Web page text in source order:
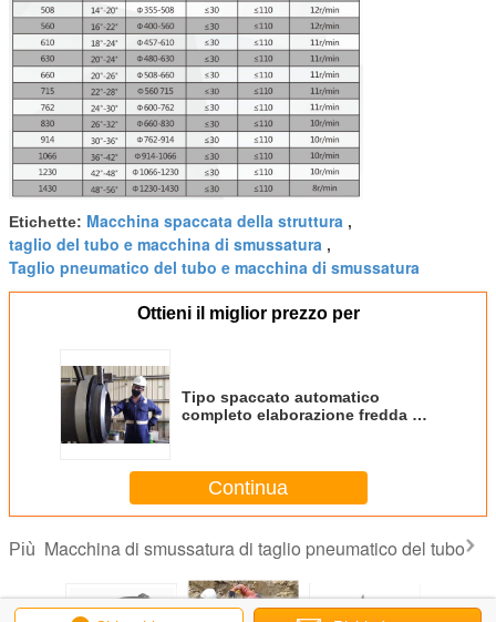
Etichette: Macchina spaccata della struttura ,
taglio del tubo e macchina di smussatura ,
Taglio pneumatico del tubo e macchina di smussatura
Ottieni il miglior prezzo per
Tipo spaccato automatico
completo elaborazione fredda di
Continua
Più Macchina di smussatura di taglio pneumatico del tubo